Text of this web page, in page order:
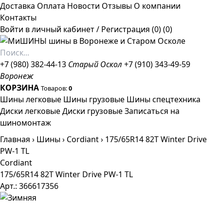
Доставка Оплата Новости Отзывы О компании
Контакты
Войти в личный кабинет/ Регистрация (0)(0)
+7 (980) 382-44-13 Старый Оскол +7 (910) 343-49-59
Воронеж
КОРЗИНА Товаров:0
Шины легковые Шины грузовые Шины спецтехника
Диски легковыеДиски грузовыеЗаписаться на
шиномонтаж
Главная › Шины› Cordiant› 175/65R14 82T Winter Drive
PW-1 TL
Cordiant
175/65R14 82T Winter Drive PW-1 TL
Арт.: 366617356